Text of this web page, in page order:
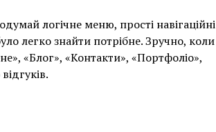
логічне меню, прості навігаційні
легко знайти потрібне. Зручно, коли
«Блог», «Контакти», «Портфоліо»,